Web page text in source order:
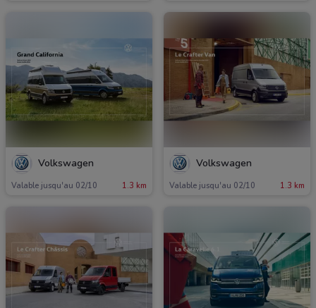
Volkswagen
Valable jusqu'au 02/10 1.3 km
Volkswagen
Valable jusqu'au 02/10 1.3 km